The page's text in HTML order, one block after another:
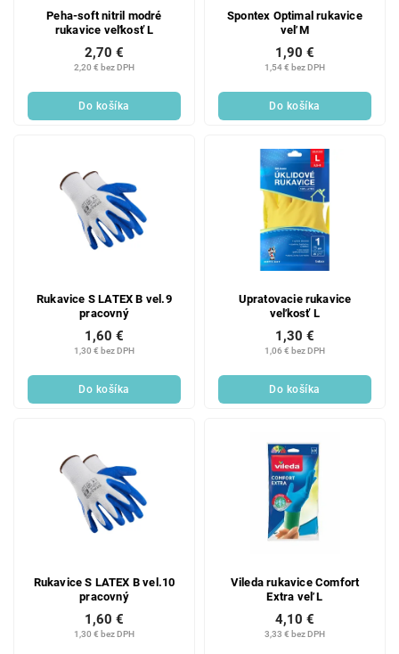
Peha-soft nitril modré
rukavice veľkosť L
2,20 € bez DPH
2,70 €
Do košíka
Spontex Optimal rukavice
veľ M
1,54 € bez DPH
1,90 €
Do košíka
Rukavice S LATEX B vel.9
pracovný
1,30 € bez DPH
1,60 €
Do košíka
Upratovacie rukavice
veľkosť L
1,06 € bez DPH
1,30 €
Do košíka
Rukavice S LATEX B vel.10
pracovný
1,30 € bez DPH
1,60 €
Vileda rukavice Comfort
Extra veľ L
3,33 € bez DPH
4,10 €